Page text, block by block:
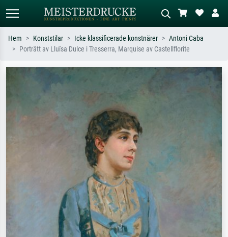
Sök efter konstnär, titel eller stil –
t.ex. Monet, Stjärnenatt,
impressionism, Hokusai-våg, naken.
Beskriv scenen – t.ex. grön äng,
Hem Konststilar Icke klassificerade konstnärer
Antoni Caba
Porträtt av Lluïsa Dulce i Tresserra, Marquise av Castellflorite